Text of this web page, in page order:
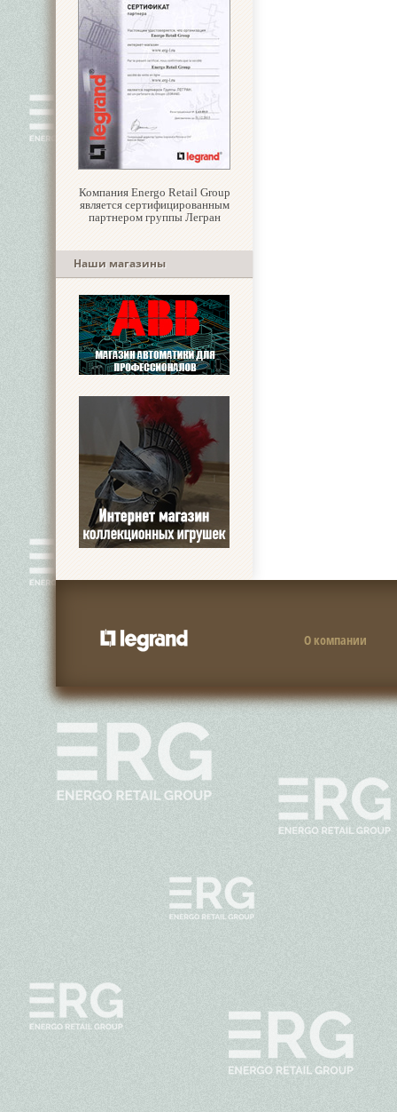
Компания Energo Retail Group
является сертифицированным
партнером группы Легран
Наши магазины
О компании